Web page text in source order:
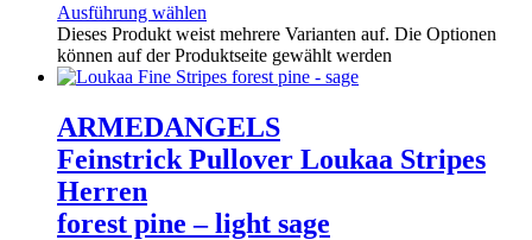
Ausführung wählen
Dieses Produkt weist mehrere Varianten auf. Die Optionen
können auf der Produktseite gewählt werden
ARMEDANGELS
Feinstrick Pullover Loukaa Stripes
Herren
forest pine – light sage